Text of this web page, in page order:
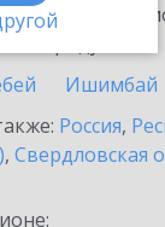
с
Ишимбай
Россия,
, Свердловская